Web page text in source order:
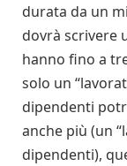
durata da un
dovrà scrivere
hanno fino a
solo un
dipendenti
anche più (un
dipendenti),